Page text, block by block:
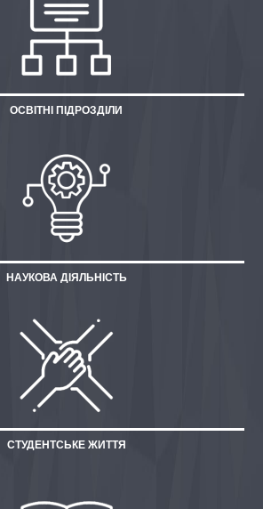
ОСВІТНІ ПІДРОЗДІЛИ
НАУКОВА ДІЯЛЬНІСТЬ
СТУДЕНТСЬКЕ ЖИТТЯ